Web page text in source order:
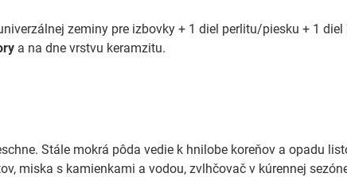
zeminy pre izbovky + 1 diel perlitu/piesku + 1
a na dne vrstvu keramzitu.
Stále mokrá pôda vedie k hnilobe koreňov a opadu
miska s kamienkami a vodou, zvlhčovač v kúrennej